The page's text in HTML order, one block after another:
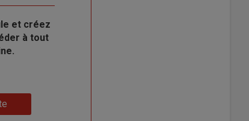
et créez
à tout